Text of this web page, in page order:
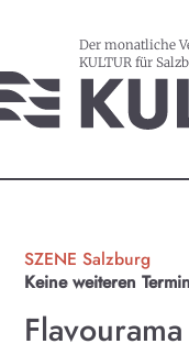
Der monatliche
KULTUR für
SZENE Salzburg
Keine weiteren